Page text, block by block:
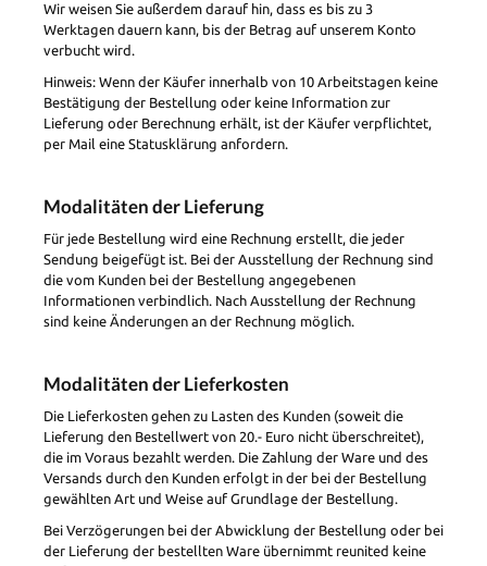
Wir weisen Sie außerdem darauf hin, dass es bis zu 3
Werktagen dauern kann, bis der Betrag auf unserem Konto
verbucht wird.
Hinweis: Wenn der Käufer innerhalb von 10 Arbeitstagen keine
Bestätigung der Bestellung oder keine Information zur
Lieferung oder Berechnung erhält, ist der Käufer verpflichtet,
per Mail eine Statusklärung anfordern.
Modalitäten der Lieferung
Für jede Bestellung wird eine Rechnung erstellt, die jeder
Sendung beigefügt ist. Bei der Ausstellung der Rechnung sind
die vom Kunden bei der Bestellung angegebenen
Informationen verbindlich. Nach Ausstellung der Rechnung
sind keine Änderungen an der Rechnung möglich.
Modalitäten der Lieferkosten
Die Lieferkosten gehen zu Lasten des Kunden (soweit die
Lieferung den Bestellwert von 20.- Euro nicht überschreitet),
die im Voraus bezahlt werden. Die Zahlung der Ware und des
Versands durch den Kunden erfolgt in der bei der Bestellung
gewählten Art und Weise auf Grundlage der Bestellung.
Bei Verzögerungen bei der Abwicklung der Bestellung oder bei
der Lieferung der bestellten Ware übernimmt reunited keine